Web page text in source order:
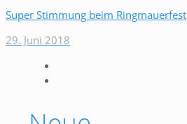
Super Stimmung beim Ringmauerfest
29. Juni 2018